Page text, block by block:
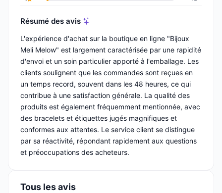
Résumé des avis
L'expérience d'achat sur la boutique en ligne "Bijoux
Meli Melow" est largement caractérisée par une rapidité
d'envoi et un soin particulier apporté à l'emballage. Les
clients soulignent que les commandes sont reçues en
un temps record, souvent dans les 48 heures, ce qui
contribue à une satisfaction générale. La qualité des
produits est également fréquemment mentionnée, avec
des bracelets et étiquettes jugés magnifiques et
conformes aux attentes. Le service client se distingue
par sa réactivité, répondant rapidement aux questions
et préoccupations des acheteurs.
Tous les avis